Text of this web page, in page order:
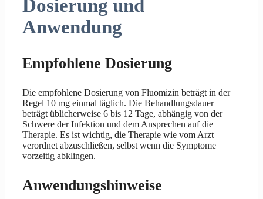
Dosierung und
Anwendung
Empfohlene Dosierung
Die empfohlene Dosierung von Fluomizin beträgt in der
Regel 10 mg einmal täglich. Die Behandlungsdauer
beträgt üblicherweise 6 bis 12 Tage, abhängig von der
Schwere der Infektion und dem Ansprechen auf die
Therapie. Es ist wichtig, die Therapie wie vom Arzt
verordnet abzuschließen, selbst wenn die Symptome
vorzeitig abklingen.
Anwendungshinweise